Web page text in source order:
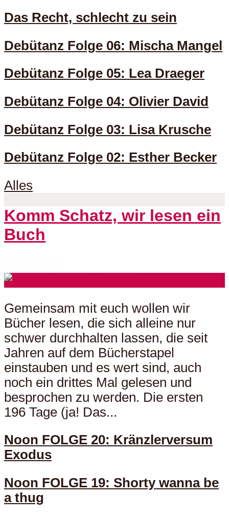
Das Recht, schlecht zu sein
Debütanz Folge 06: Mischa Mangel
Debütanz Folge 05: Lea Draeger
Debütanz Folge 04: Olivier David
Debütanz Folge 03: Lisa Krusche
Debütanz Folge 02: Esther Becker
Alles
Komm Schatz, wir lesen ein
Buch
Gemeinsam mit euch wollen wir
Bücher lesen, die sich alleine nur
schwer durchhalten lassen, die seit
Jahren auf dem Bücherstapel
einstauben und es wert sind, auch
noch ein drittes Mal gelesen und
besprochen zu werden. Die ersten
196 Tage (ja! Das...
Noon FOLGE 20: Kränzlerversum
Exodus
Noon FOLGE 19: Shorty wanna be
a thug